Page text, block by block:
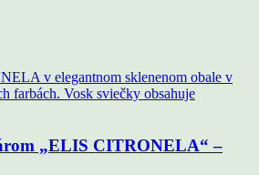
„ELIS CITRONELA“ –